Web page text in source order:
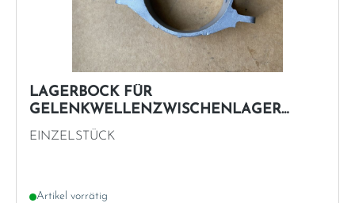
LAGERBOCK FÜR
GELENKWELLENZWISCHENLAGER
"GEBRAUCHT" W110 W111 W112 W113
EINZELSTÜCK
Artikel vorrätig